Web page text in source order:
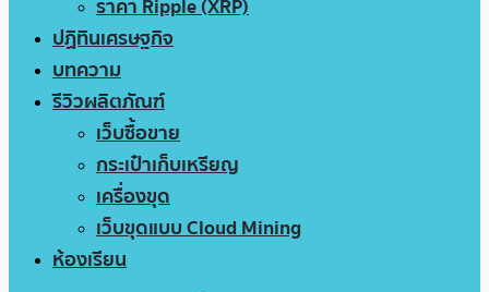
ราคา Ripple (XRP)
ปฏิทินเศรษฐกิจ
บทความ
รีวิวผลิตภัณฑ์
เว็บซื้อขาย
กระเป๋าเก็บเหรียญ
เครื่องขุด
เว็บขุดแบบ Cloud Mining
ห้องเรียน